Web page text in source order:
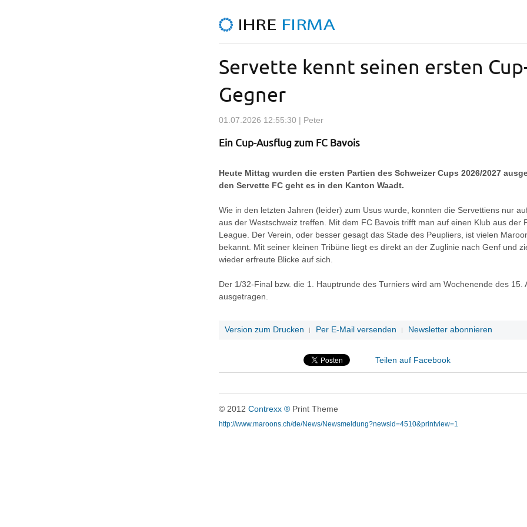
Servette kennt seinen ersten
Gegner
01.07.2026 12:55:30 | Peter
Ein Cup-Ausflug zum FC Bavois
Heute Mittag wurden die ersten Partien des Schweizer Cups 2026/2027
den Servette FC geht es in den Kanton Waadt.
Wie in den letzten Jahren (leider) zum Usus wurde, konnten die Servettiens nur
aus der Westschweiz treffen. Mit dem FC Bavois trifft man auf einen Klub aus der
League. Der Verein, oder besser gesagt das Stade des Peupliers, ist vielen
bekannt. Mit seiner kleinen Tribüne liegt es direkt an der Zuglinie nach Genf und
wieder erfreute Blicke auf sich.
Der 1/32-Final bzw. die 1. Hauptrunde des Turniers wird am Wochenende des 15.
ausgetragen.
Version zum Drucken Per E-Mail versenden Newsletter abonnieren
Teilen auf Facebook
© 2012 Contrexx ® Print Theme
http://www.maroons.ch/de/News/Newsmeldung?newsid=4510&printview=1